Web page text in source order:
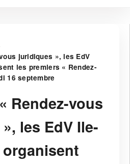
juridiques », les EdV
les premiers « Rendez-
16 septembre
Rendez-vous
les EdV Ile-